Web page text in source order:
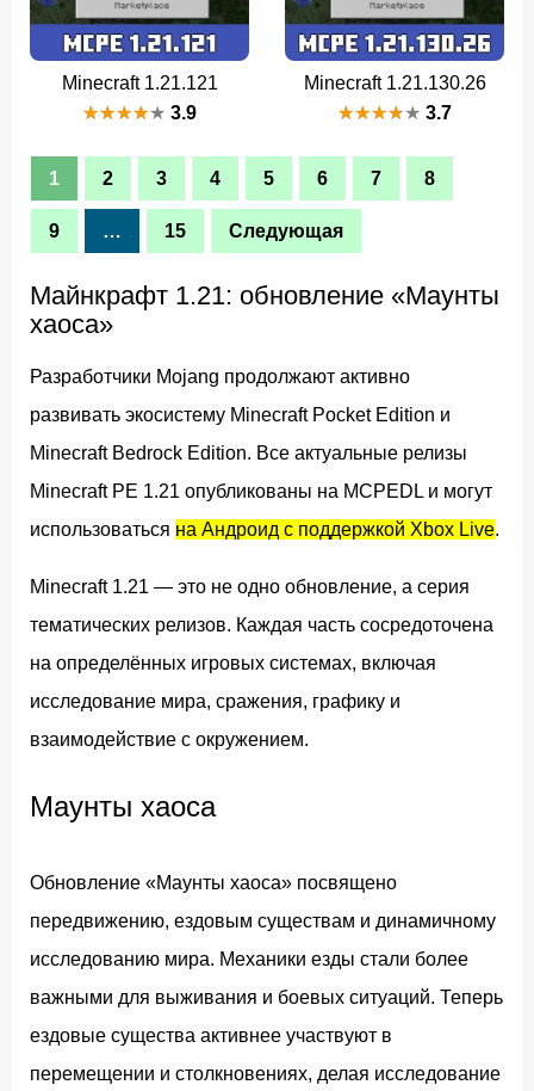
Minecraft 1.21.121
3.9
Minecraft 1.21.130.26
3.7
1 2 3 4 5 6 7 8
9 … 15 Следующая
Майнкрафт 1.21: обновление «Маунты
хаоса»
Разработчики Mojang продолжают активно
развивать экосистему Minecraft Pocket Edition и
Minecraft Bedrock Edition. Все актуальные релизы
Minecraft PE 1.21 опубликованы на MCPEDL и могут
использоваться на Андроид с поддержкой Xbox Live.
Minecraft 1.21 — это не одно обновление, а серия
тематических релизов. Каждая часть сосредоточена
на определённых игровых системах, включая
исследование мира, сражения, графику и
взаимодействие с окружением.
Маунты хаоса
Обновление «Маунты хаоса» посвящено
передвижению, ездовым существам и динамичному
исследованию мира. Механики езды стали более
важными для выживания и боевых ситуаций. Теперь
ездовые существа активнее участвуют в
перемещении и столкновениях, делая исследование